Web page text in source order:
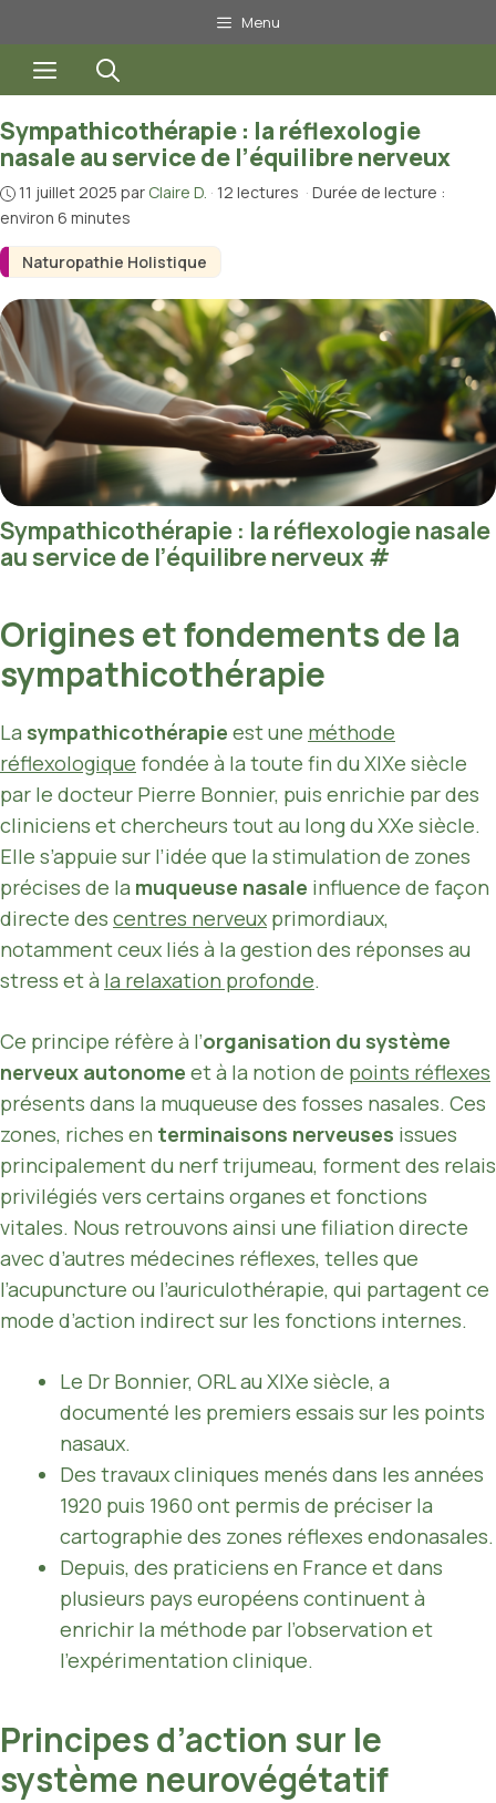
au
contenu
Menu
Menu
Naturopathie Holistique
Sympathicothérapie : la réflexologie
nasale au service de l’équilibre nerveux
11 juillet 2025 par Claire D. · 12 lectures · Durée de lecture :
environ 6 minutes
Sympathicothérapie : la réflexologie nasale
au service de l’équilibre nerveux #
Origines et fondements de la
sympathicothérapie
La sympathicothérapie est une méthode
réflexologique fondée à la toute fin du XIXe siècle
par le docteur Pierre Bonnier, puis enrichie par des
cliniciens et chercheurs tout au long du XXe siècle.
Elle s’appuie sur l’idée que la stimulation de zones
précises de la muqueuse nasale influence de façon
directe des centres nerveux primordiaux,
notamment ceux liés à la gestion des réponses au
stress et à la relaxation profonde.
Ce principe réfère à l’organisation du système
nerveux autonome et à la notion de points réflexes
présents dans la muqueuse des fosses nasales. Ces
zones, riches en terminaisons nerveuses issues
principalement du nerf trijumeau, forment des relais
privilégiés vers certains organes et fonctions
vitales. Nous retrouvons ainsi une filiation directe
avec d’autres médecines réflexes, telles que
l’acupuncture ou l’auriculothérapie, qui partagent ce
mode d’action indirect sur les fonctions internes.
Le Dr Bonnier, ORL au XIXe siècle, a
documenté les premiers essais sur les points
nasaux.
Des travaux cliniques menés dans les années
1920 puis 1960 ont permis de préciser la
cartographie des zones réflexes endonasales.
Depuis, des praticiens en France et dans
plusieurs pays européens continuent à
enrichir la méthode par l’observation et
l’expérimentation clinique.
Principes d’action sur le
système neurovégétatif